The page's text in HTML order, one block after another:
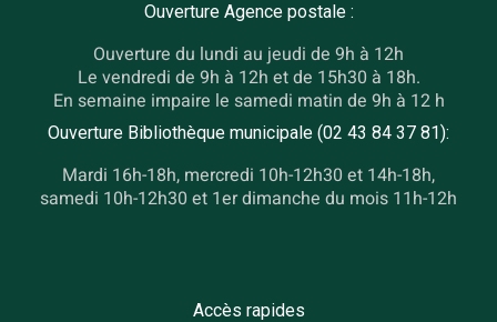
Ouverture Agence postale :
Ouverture du lundi au jeudi de 9h à 12h
Le vendredi de 9h à 12h et de 15h30 à 18h.
En semaine impaire le samedi matin de 9h à 12 h
Ouverture Bibliothèque municipale (02 43 84 37 81):
Mardi 16h-18h, mercredi 10h-12h30 et 14h-18h,
samedi 10h-12h30 et 1er dimanche du mois 11h-12h
Accès rapides